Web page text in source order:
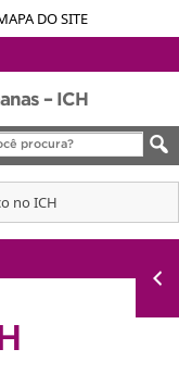
DO SITE
– ICH
no ICH